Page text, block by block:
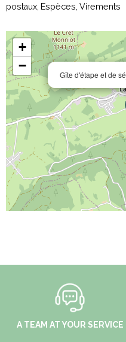
postaux Espèces Virements
Gîte d'étape et de
+
−
A TEAM AT YOUR SERVICE